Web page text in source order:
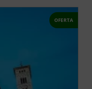
OFERTA